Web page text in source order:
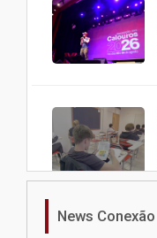
News Conexão